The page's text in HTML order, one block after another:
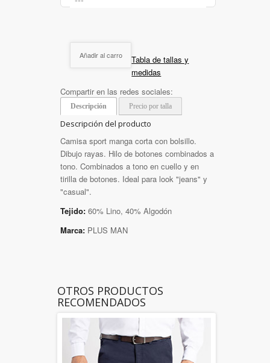
Añadir al carro
Tabla de tallas y
medidas
Compartir en las redes sociales:
Descripción Precio por talla
Descripción del producto
Camisa sport manga corta con bolsillo.
Dibujo rayas. Hilo de botones combinados a
tono. Combinados a tono en cuello y en
tirilla de botones. Ideal para look "jeans" y
"casual".
Tejido: 60% Lino, 40% Algodón
Marca: PLUS MAN
OTROS PRODUCTOS
RECOMENDADOS